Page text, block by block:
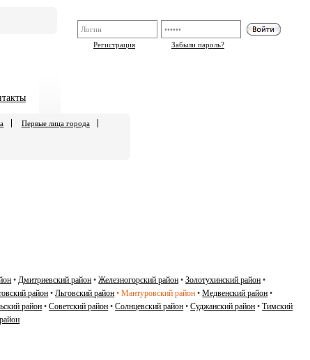
Регистрация
Забыли пароль?
Первые лица города
•Дмитриевский район •Железногорский район •Золотухинский район •
район •Льговский район • Мантуровский район •Медвенский район •
район •Советский район •Солнцевский район •Суджанский район •Тимский